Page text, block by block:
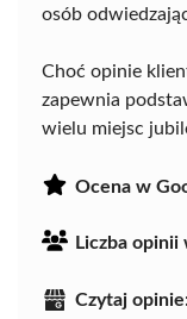
osób
Choć opinie
zapewnia
wielu miejsc
Ocena w
Liczba opinii
Czytaj